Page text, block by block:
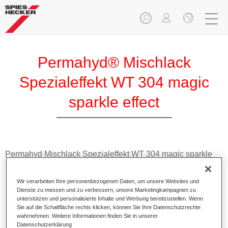
Permahyd® Mischlack
Spezialeffekt WT 304 magic
sparkle effect
Permahyd Mischlack Spezialeffekt WT 304 magic sparkle
effect eignet sich für die Ausmischung von Permahyd Hi-
TEC Basislack 480 und Permahyd Basislack 286.
Produktmerkmale
Einfach und schnell zu verarbeiten.
Bietet eine hohe Farbtongenauigkeit und gleichmäßige
Wir verarbeiten Ihre personenbezogenen Daten, um unsere Websites und
Dienste zu messen und zu verbessern, unsere Marketingkampagnen zu
unterstützen und personalisierte Inhalte und Werbung bereitzustellen. Wenn
Sie auf die Schaltfläche rechts klicken, können Sie Ihre Datenschutzrechte
wahrnehmen. Weitere Informationen finden Sie in unserer
Datenschutzerklärung